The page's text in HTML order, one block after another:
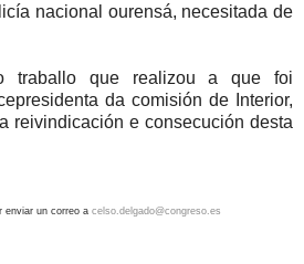
nacional ourensá, necesitada de
traballo que realizou a que foi
da comisión de Interior,
reivindicación e consecución desta
enviar un correo a celso.delgado@congreso.es